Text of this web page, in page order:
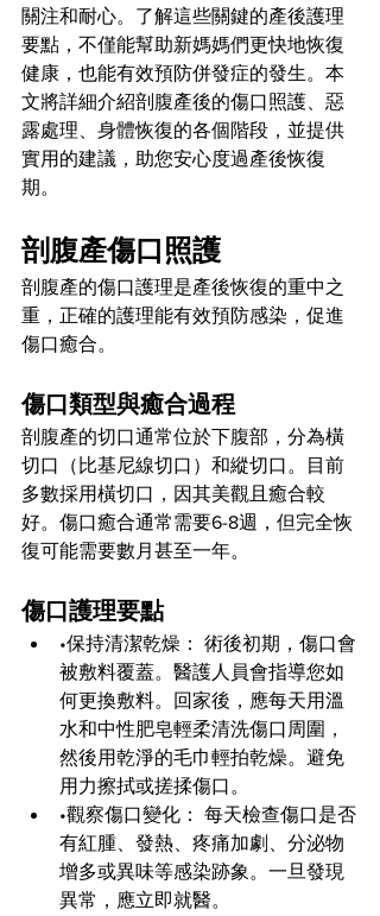
關注和耐心。了解這些關鍵的產後護理
要點，不僅能幫助新媽媽們更快地恢復
健康，也能有效預防併發症的發生。本
文將詳細介紹剖腹產後的傷口照護、惡
露處理、身體恢復的各個階段，並提供
實用的建議，助您安心度過產後恢復
期。
剖腹產傷口照護
剖腹產的傷口護理是產後恢復的重中之
重，正確的護理能有效預防感染，促進
傷口癒合。
傷口類型與癒合過程
剖腹產的切口通常位於下腹部，分為橫
切口（比基尼線切口）和縱切口。目前
多數採用橫切口，因其美觀且癒合較
好。傷口癒合通常需要6-8週，但完全恢
復可能需要數月甚至一年。
傷口護理要點
•保持清潔乾燥： 術後初期，傷口會
被敷料覆蓋。醫護人員會指導您如
何更換敷料。回家後，應每天用溫
水和中性肥皂輕柔清洗傷口周圍，
然後用乾淨的毛巾輕拍乾燥。避免
用力擦拭或搓揉傷口。
•觀察傷口變化： 每天檢查傷口是否
有紅腫、發熱、疼痛加劇、分泌物
增多或異味等感染跡象。一旦發現
異常，應立即就醫。